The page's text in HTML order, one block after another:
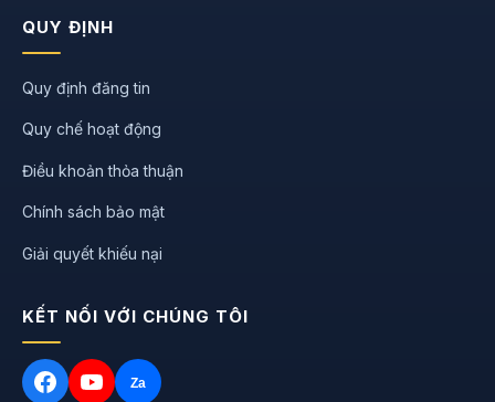
QUY ĐỊNH
Quy định đăng tin
Quy chế hoạt động
Điều khoản thỏa thuận
Chính sách bảo mật
Giải quyết khiếu nại
KẾT NỐI VỚI CHÚNG TÔI
Za